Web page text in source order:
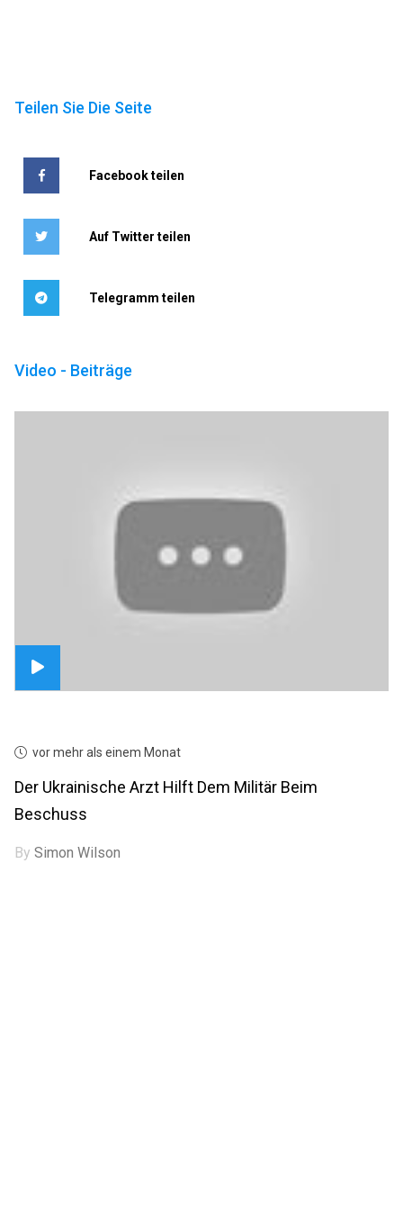
Teilen Sie Die Seite
Facebook teilen
Auf Twitter teilen
Telegramm teilen
Video - Beiträge
vor mehr als einem Monat
Der Ukrainische Arzt Hilft Dem Militär Beim
Beschuss
BySimon Wilson